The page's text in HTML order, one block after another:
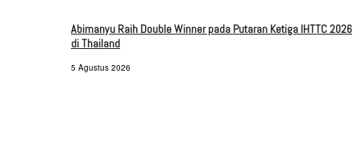
Abimanyu Raih Double Winner pada Putaran Ketiga IHTTC 2026
di Thailand
5 Agustus 2026